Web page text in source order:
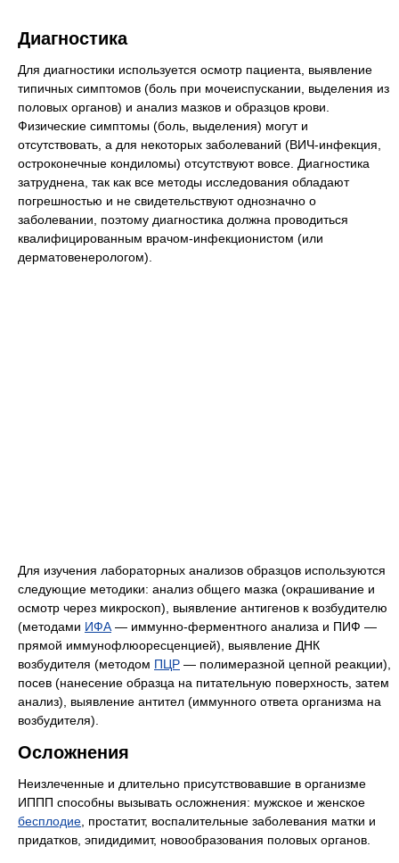
Диагностика
Для диагностики используется осмотр пациента, выявление
типичных симптомов (боль при мочеиспускании, выделения из
половых органов) и анализ мазков и образцов крови.
Физические симптомы (боль, выделения) могут и
отсутствовать, а для некоторых заболеваний (ВИЧ-инфекция,
остроконечные кондиломы) отсутствуют вовсе. Диагностика
затруднена, так как все методы исследования обладают
погрешностью и не свидетельствуют однозначно о
заболевании, поэтому диагностика должна проводиться
квалифицированным врачом-инфекционистом (или
дерматовенерологом).
Для изучения лабораторных анализов образцов используются
следующие методики: анализ общего мазка (окрашивание и
осмотр через микроскоп), выявление антигенов к возбудителю
(методами ИФА — иммунно-ферментного анализа и ПИФ —
прямой иммунофлюоресценцией), выявление ДНК
возбудителя (методом ПЦР — полимеразной цепной реакции),
посев (нанесение образца на питательную поверхность, затем
анализ), выявление антител (иммунного ответа организма на
возбудителя).
Осложнения
Неизлеченные и длительно присутствовавшие в организме
ИППП способны вызывать осложнения: мужское и женское
бесплодие , простатит, воспалительные заболевания матки и
придатков, эпидидимит, новообразования половых органов.